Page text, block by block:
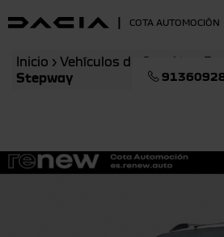
| COTA AUTOMOCIÓN
Inicio › Vehículos de Ocasión
Stepway